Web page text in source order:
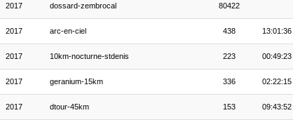
2017 dossard-zembrocal 80422
2017 arc-en-ciel 438 13:01:36
2017 10km-nocturne-stdenis 223 00:49:23
2017 geranium-15km 336 02:22:15
2017 dtour-45km 153 09:43:52